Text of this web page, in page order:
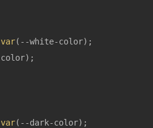
var(--white-color);
var(--dark-color);